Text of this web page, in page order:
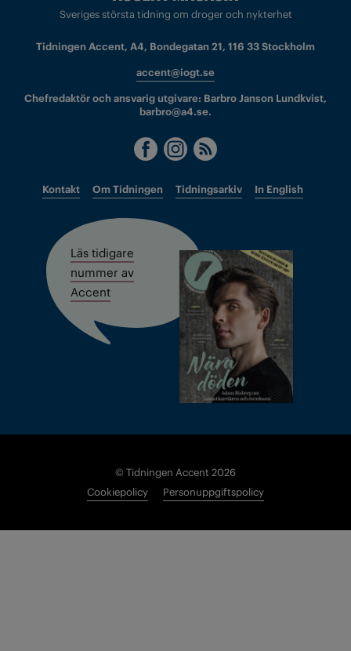
Sveriges största tidning om droger och nykterhet
Tidningen Accent, A4, Bondegatan 21, 116 33 Stockholm
accent@iogt.se
Chefredaktör och ansvarig utgivare: Barbro Janson Lundkvist,
barbro@a4.se.
Kontakt Om Tidningen Tidningsarkiv In English
Läs tidigare
nummer av
Accent
© Tidningen Accent 2026
Cookiepolicy
Personuppgiftspolicy